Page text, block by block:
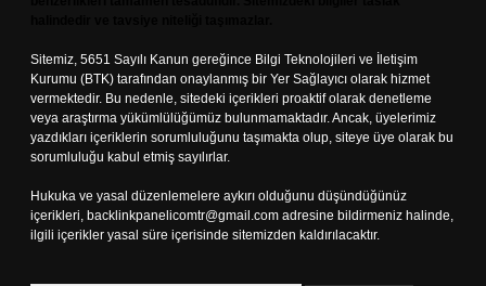
Sitemiz, 5651 Sayılı Kanun gereğince Bilgi Teknolojileri ve İletişim
Kurumu (BTK) tarafından onaylanmış bir Yer Sağlayıcı olarak hizmet
vermektedir. Bu nedenle, sitedeki içerikleri proaktif olarak denetleme
veya araştırma yükümlülüğümüz bulunmamaktadır. Ancak, üyelerimiz
yazdıkları içeriklerin sorumluluğunu taşımakta olup, siteye üye olarak bu
sorumluluğu kabul etmiş sayılırlar.
Hukuka ve yasal düzenlemelere aykırı olduğunu düşündüğünüz
içerikleri, backlinkpanelicomtr@gmail.com adresine bildirmeniz halinde,
ilgili içerikler yasal süre içerisinde sitemizden kaldırılacaktır.